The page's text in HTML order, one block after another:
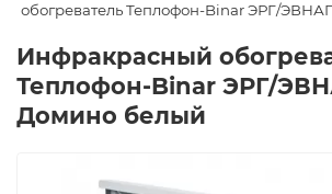
обогреватель Теплофон-Binar ЭРГ/
Инфракрасный
Теплофон-Binar ЭРГ/
Домино белый